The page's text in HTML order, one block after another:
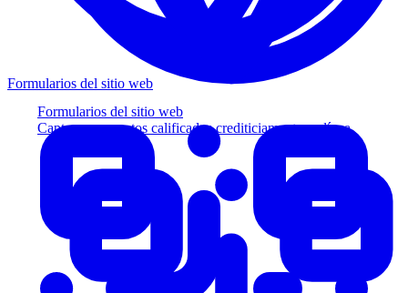
Formularios del sitio web
Capture prospectos calificados crediticiamente en línea
Formularios del sitio web